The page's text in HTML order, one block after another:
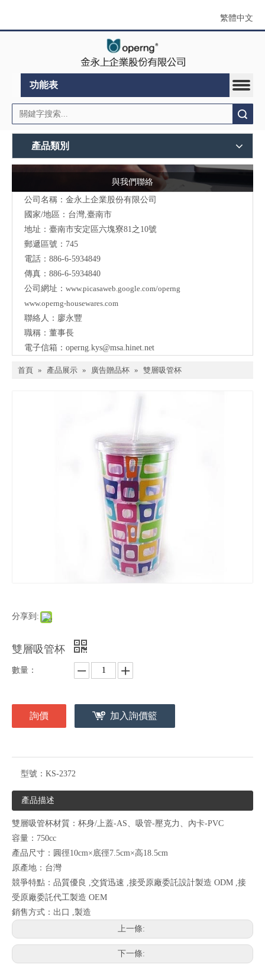
繁體中文
功能表
產品類別
與我們聯絡
公司名稱：金永上企業股份有限公司
國家/地區：台灣,臺南市
地址：臺南市安定區六塊寮81之10號
郵遞區號：745
電話：886-6-5934849
傳真：886-6-5934840
公司網址： www.picasaweb.google.com/operng
www.operng-housewares.com
聯絡人：廖永豐
職稱：董事長
電子信箱： operng.kys@msa.hinet.net
首頁 » 產品展示 » 廣告贈品杯 » 雙層吸管杯
分享到:
雙層吸管杯
數量：
詢價 加入詢價籃
型號： KS-2372
產品描述
雙層吸管杯材質：杯身/上蓋-AS、吸管-壓克力、內卡-PVC
容量：750cc
產品尺寸：圓徑10cm×底徑7.5cm×高18.5cm
原產地：台灣
競爭特點：品質優良 ,交貨迅速 ,接受原廠委託設計製造 ODM ,接
受原廠委託代工製造 OEM
銷售方式：出口 ,製造
上一條:
下一條: